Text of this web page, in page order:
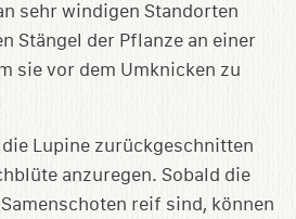
sehr windigen Standorten
Stängel der Pflanze an einer
sie vor dem Umknicken zu
die Lupine zurückgeschnitten
anzuregen. Sobald die
reif sind, können